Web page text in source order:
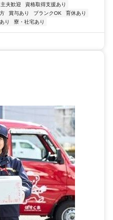
夫歓迎
資格取得支援あり
賞与あり ブランクOK
育休あり
り 寮・社宅あり